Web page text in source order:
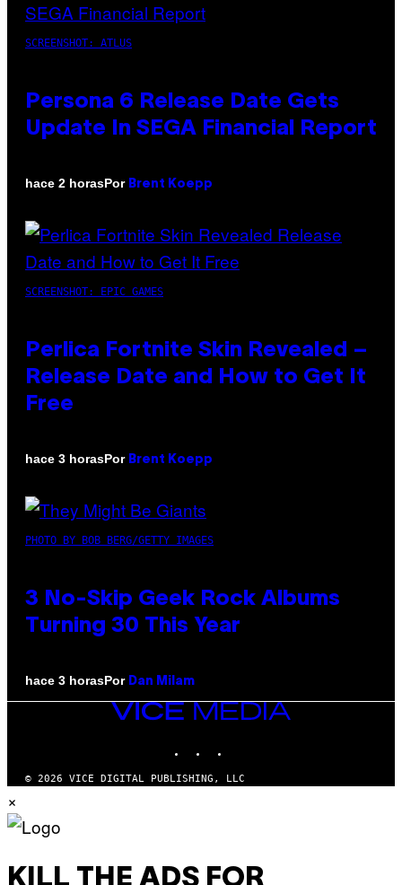
SCREENSHOT: ATLUS
Persona 6 Release Date Gets
Update In SEGA Financial Report
hace 2 horasPor Brent Koepp
SCREENSHOT: EPIC GAMES
Perlica Fortnite Skin Revealed –
Release Date and How to Get It
Free
hace 3 horasPor Brent Koepp
PHOTO BY BOB BERG/GETTY IMAGES
3 No-Skip Geek Rock Albums
Turning 30 This Year
hace 3 horasPor Dan Milam
VICE
MEDIA
© 2026 VICE DIGITAL PUBLISHING, LLC
×
KILL THE ADS FOR